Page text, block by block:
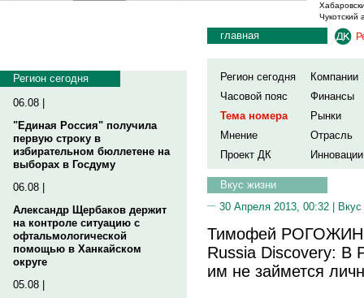
Чукотский
Регион сегодня
06.08 |
"Единая Россия" получила
первую строку в
избирательном бюллетене на
выборах в Госдуму
06.08 |
Александр Щербаков держит
на контроле ситуацию с
офтальмологической
помощью в Ханкайском
округе
05.08 |
главная
Регион сегодня
Компании
Часовой пояс
Финансы
Тема номера
Рынки
Мнение
Отрасль
Проект ДК
Инновации
Вкус жизни
30 Апреля 2013, 00:32 |
Тимофей РОГОЖИН,
Russia Discovery: В
им не займется